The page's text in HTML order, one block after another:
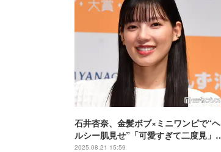
石井杏奈、金髪ボブ×ミニワンピで“ヘ
ルシー肌見せ”「可愛すぎて二度見」
「服の色とマッチしてる」の声
2025.08.21 15:59